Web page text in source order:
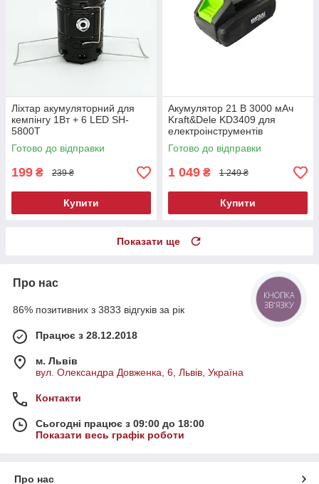
Ліхтар акумуляторний для
кемпінгу 1Вт + 6 LED SH-
5800T
Готово до відправки
199 ₴ 239 ₴
Купити
Акумулятор 21 В 3000 мАч
Kraft&Dele KD3409 для
електроінструментів
Готово до відправки
1 049 ₴ 1 249 ₴
Купити
Показати ще
Про нас
86% позитивних з 3833 відгуків за рік
Працює з 28.12.2018
м. Львів
вул. Олександра Довженка, 6, Львів, Україна
Контакти
Сьогодні працює з 09:00 до 18:00
Показати весь графік роботи
Про нас
КНОПКА
ЗВ'ЯЗКУ